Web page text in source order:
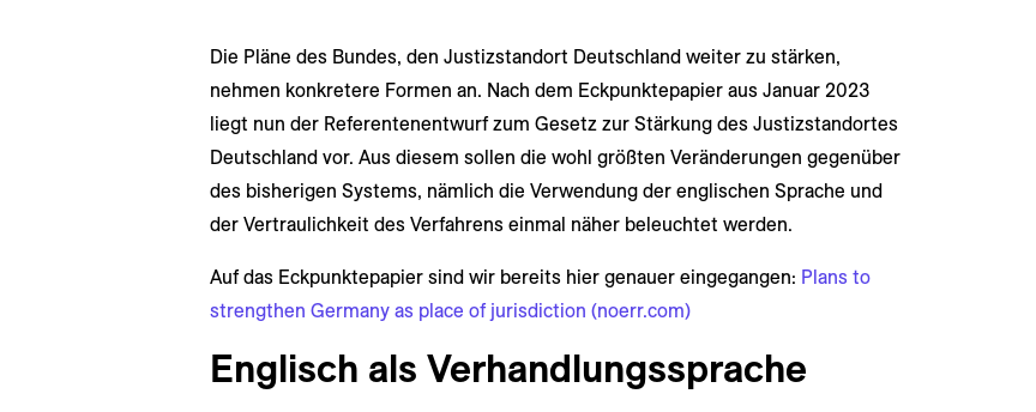
Die Pläne des Bundes, den Justizstandort Deutschland weiter zu stärken,
nehmen konkretere Formen an. Nach dem Eckpunktepapier aus Januar 2023
liegt nun der Referentenentwurf zum Gesetz zur Stärkung des Justizstandortes
Deutschland vor. Aus diesem sollen die wohl größten Veränderungen gegenüber
des bisherigen Systems, nämlich die Verwendung der englischen Sprache und
der Vertraulichkeit des Verfahrens einmal näher beleuchtet werden.
Auf das Eckpunktepapier sind wir bereits hier genauer eingegangen: Plans to
strengthen Germany as place of jurisdiction (noerr.com)
Englisch als Verhandlungssprache